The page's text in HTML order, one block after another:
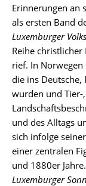
Erinnerungen an
als ersten Band
Luxemburger
Reihe
rief. In Norwegen
die ins Deutsche,
wurden und Tier-
und des Alltags
sich infolge
einer zentralen
und 1880er
Luxemburger